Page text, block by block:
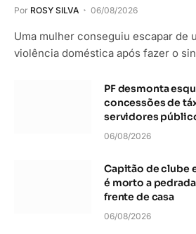
Por ROSY SILVA 06/08/2026
Uma mulher conseguiu escapar de
violência doméstica após fazer o
PF desmonta
concessões de
servidores
06/08/2026
Capitão de clube
é morto a
frente de casa
06/08/2026